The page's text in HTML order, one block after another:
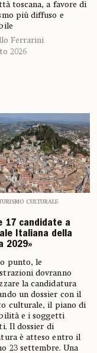
toscana, a favore di
più diffuso e
Ferrarini
2026
CULTURALE
17 candidate a
Italiana della
2029»
punto, le
dovranno
la candidatura
un dossier con il
culturale, il piano di
e i soggetti
Il dossier di
è atteso entro il
23 settembre. Una